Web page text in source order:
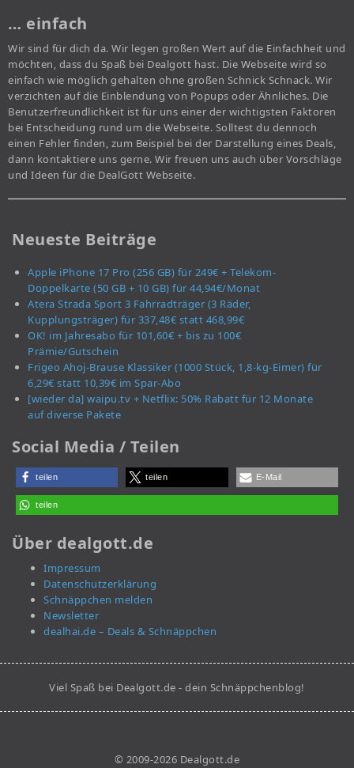
… einfach
Wir sind für dich da. Wir legen großen Wert auf die Einfachheit und
möchten, dass du Spaß bei Dealgott hast. Die Webseite wird so
einfach wie möglich gehalten ohne großen Schnick Schnack. Wir
verzichten auf die Einblendung von Popups oder Ähnliches. Die
Benutzerfreundlichkeit ist für uns einer der wichtigsten Faktoren
bei Entscheidung rund um die Webseite. Solltest du dennoch
einen Fehler finden, zum Beispiel bei der Darstellung eines Deals,
dann kontaktiere uns gerne. Wir freuen uns auch über Vorschläge
und Ideen für die DealGott Webseite.
Neueste Beiträge
Apple iPhone 17 Pro (256 GB) für 249€ + Telekom-
Doppelkarte (50 GB + 10 GB) für 44,94€/Monat
Atera Strada Sport 3 Fahrradträger (3 Räder,
Kupplungsträger) für 337,48€ statt 468,99€
OK! im Jahresabo für 101,60€ + bis zu 100€
Prämie/Gutschein
Frigeo Ahoj-Brause Klassiker (1000 Stück, 1,8-kg-Eimer) für
6,29€ statt 10,39€ im Spar-Abo
[wieder da] waipu.tv + Netflix: 50% Rabatt für 12 Monate
auf diverse Pakete
Social Media / Teilen
teilen teilen E-Mail
teilen
Über dealgott.de
Impressum
Datenschutzerklärung
Schnäppchen melden
Newsletter
dealhai.de – Deals & Schnäppchen
Viel Spaß bei Dealgott.de - dein Schnäppchenblog!
© 2009-2026 Dealgott.de